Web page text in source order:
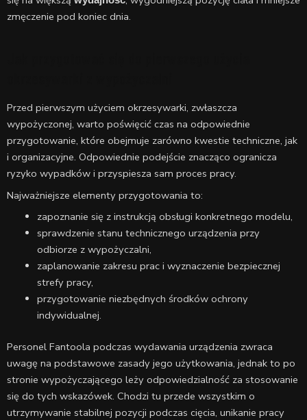
zmęczenie pod koniec dnia.
Przed pierwszym użyciem okrzesywarki, zwłaszcza
wypożyczonej, warto poświęcić czas na odpowiednie
przygotowanie, które obejmuje zarówno kwestie techniczne, jak
i organizacyjne. Odpowiednie podejście znacząco ogranicza
ryzyko wypadków i przyspiesza sam proces pracy.
Najważniejsze elementy przygotowania to:
zapoznanie się z instrukcją obsługi konkretnego modelu,
sprawdzenie stanu technicznego urządzenia przy
odbiorze z wypożyczalni,
zaplanowanie zakresu prac i wyznaczenie bezpiecznej
strefy pracy,
przygotowanie niezbędnych środków ochrony
indywidualnej.
Personel Fantoola podczas wydawania urządzenia zwraca
uwagę na podstawowe zasady jego użytkowania, jednak to po
stronie wypożyczającego leży odpowiedzialność za stosowanie
się do tych wskazówek. Chodzi tu przede wszystkim o
utrzymywanie stabilnej pozycji podczas cięcia, unikanie pracy